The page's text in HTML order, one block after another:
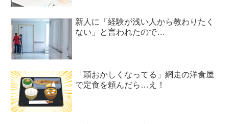
新人に「経験が浅い人から教わりたく
ない」と言われたので…
「頭おかしくなってる」網走の洋食屋
で定食を頼んだら…え！